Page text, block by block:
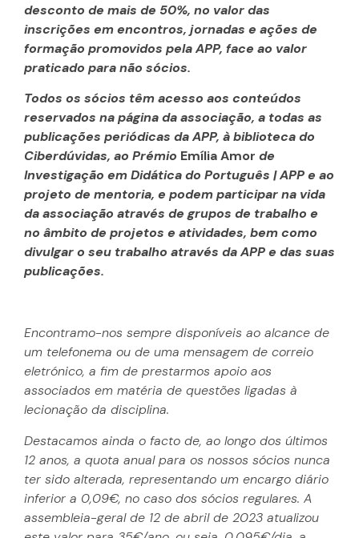
desconto de mais de 50%, no valor das
inscrições em encontros, jornadas e ações de
formação promovidos pela APP, face ao valor
praticado para não sócios.
Todos os sócios têm acesso aos conteúdos
reservados na página da associação, a todas as
publicações periódicas da APP, à biblioteca do
Ciberdúvidas, ao Prémio Emília Amor de
Investigação em Didática do Português | APP e ao
projeto de mentoria, e podem participar na vida
da associação através de grupos de trabalho e
no âmbito de projetos e atividades, bem como
divulgar o seu trabalho através da APP e das suas
publicações.
Encontramo-nos sempre disponíveis ao alcance de
um telefonema ou de uma mensagem de correio
eletrónico, a fim de prestarmos apoio aos
associados em matéria de questões ligadas à
lecionação da disciplina.
Destacamos ainda o facto de, ao longo dos últimos
12 anos, a quota anual para os nossos sócios nunca
ter sido alterada, representando um encargo diário
inferior a 0,09€, no caso dos sócios regulares. A
assembleia-geral de 12 de abril de 2023 atualizou